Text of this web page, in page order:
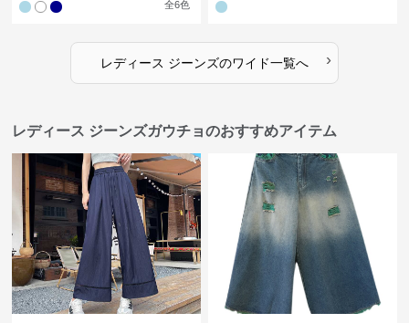
全6色
レディース ジーンズのワイド一覧へ ›
レディース ジーンズガウチョのおすすめアイテム